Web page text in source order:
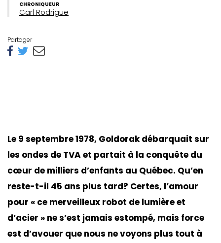
CHRONIQUEUR
Carl Rodrigue
Partager
Le 9 septembre 1978, Goldorak débarquait sur
les ondes de TVA et partait à la conquête du
cœur de milliers d’enfants au Québec. Qu’en
reste-t-il 45 ans plus tard? Certes, l’amour
pour « ce merveilleux robot de lumière et
d’acier » ne s’est jamais estompé, mais force
est d’avouer que nous ne voyons plus tout à